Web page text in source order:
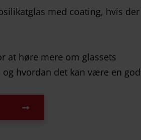
med coating, hvis der
at høre mere om glassets
hvordan det kan være en god